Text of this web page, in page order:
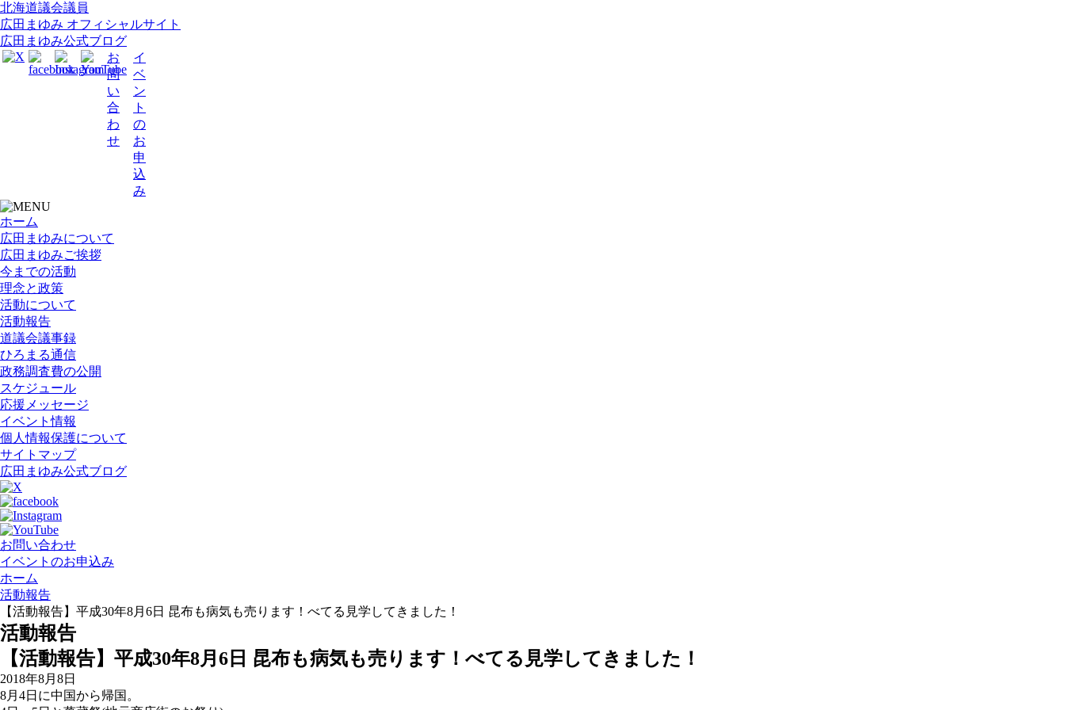
北海道議会議員
広田まゆみ オフィシャルサイト
広田まゆみ公式ブログ
お
問
い
合
わ
せ
イ
ベ
ン
ト
の
お
申
込
み
ホーム
広田まゆみについて
広田まゆみご挨拶
今までの活動
理念と政策
活動について
活動報告
道議会議事録
ひろまる通信
政務調査費の公開
スケジュール
応援メッセージ
イベント情報
個人情報保護について
サイトマップ
広田まゆみ公式ブログ
お問い合わせ
イベントのお申込み
ホーム
活動報告
【活動報告】平成30年8月6日 昆布も病気も売ります！べてる見学してきました！
活動報告
【活動報告】平成30年8月6日 昆布も病気も売ります！べてる見学してきました！
2018年8月8日
8月4日に中国から帰国。